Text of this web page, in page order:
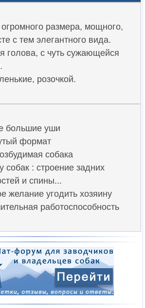
размера, мощного,
с тем элегантного вида.
голова, с чуть сужающейся
розочкой.
большие уши
формат
собака
собак : строение задних
и спины...
желание угодить хозяину
работоспособность